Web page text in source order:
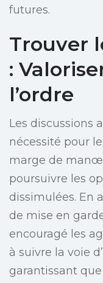
futures.
Trouver
:
l’ordre
Les discussions
nécessité pour
marge de
poursuivre les
dissimulées. En
de mise en
encouragé les
à suivre la voie
garantissant